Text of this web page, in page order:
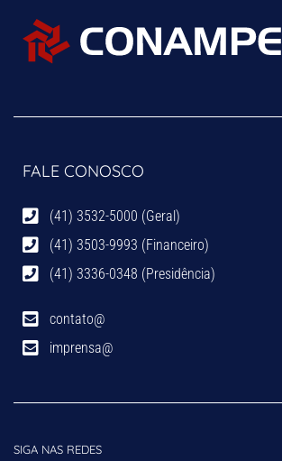
FALE CONOSCO
(41) 3532-5000 (Geral)
(41) 3503-9993 (Financeiro)
(41) 3336-0348 (Presidência)
contato@
imprensa@
SIGA NAS REDES